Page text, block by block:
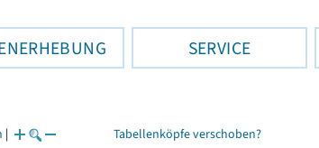
SERVICE
| Tabellenköpfe verschoben?